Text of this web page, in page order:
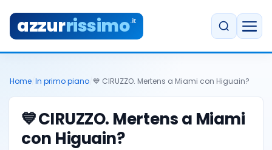
azzurrissimo.it
Home In primo piano 💙 CIRUZZO. Mertens a Miami con Higuain?
💙CIRUZZO. Mertens a Miami
con Higuain?